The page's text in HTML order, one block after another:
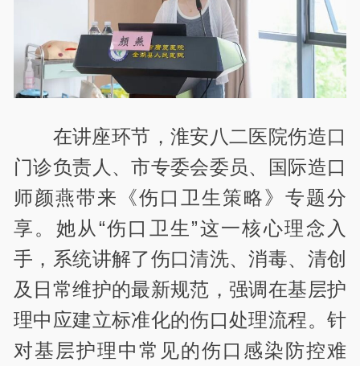
在讲座环节，淮安八二医院伤造口
门诊负责人、市专委会委员、国际造口
师颜燕带来《伤口卫生策略》专题分
享。她从“伤口卫生”这一核心理念入
手，系统讲解了伤口清洗、消毒、清创
及日常维护的最新规范，强调在基层护
理中应建立标准化的伤口处理流程。针
对基层护理中常见的伤口感染防控难